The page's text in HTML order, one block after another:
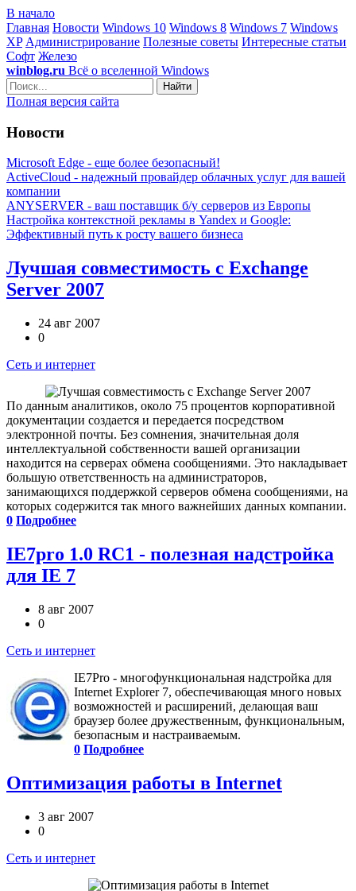
В начало
Главная Новости Windows 10 Windows 8 Windows 7 Windows
XP Администрирование Полезные советы Интересные статьи
Софт Железо
winblog.ru Всё о вселенной Windows
Найти
Полная версия сайта
Новости
Microsoft Edge - еще более безопасный!
ActiveCloud - надежный провайдер облачных услуг для вашей
компании
ANYSERVER - ваш поставщик б/у серверов из Европы
Настройка контекстной рекламы в Yandex и Google:
Эффективный путь к росту вашего бизнеса
Лучшая совместимость с Exchange
Server 2007
24 авг 2007
0
Сеть и интернет
По данным аналитиков, около 75 процентов корпоративной
документации создается и передается посредством
электронной почты. Без сомнения, значительная доля
интеллектуальной собственности вашей организации
находится на серверах обмена сообщениями. Это накладывает
большую ответственность на администраторов,
занимающихся поддержкой серверов обмена сообщениями, на
которых содержится так много важнейших данных компании.
0 Подробнее
IE7pro 1.0 RC1 - полезная надстройка
для IE 7
8 авг 2007
0
Сеть и интернет
IE7Pro - многофункциональная надстройка для
Internet Explorer 7, обеспечивающая много новых
возможностей и расширений, делающая ваш
браузер более дружественным, функциональным,
безопасным и настраиваемым.
0 Подробнее
Оптимизация работы в Internet
3 авг 2007
0
Сеть и интернет